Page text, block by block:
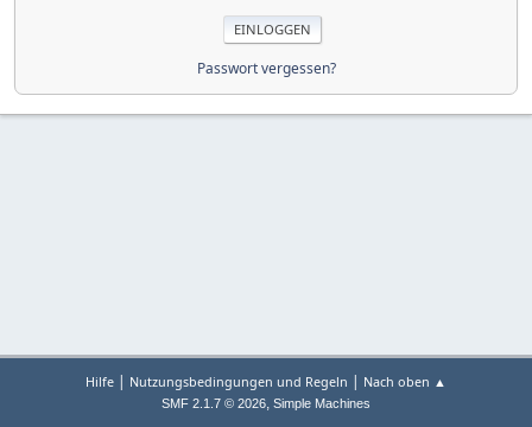
Passwort vergessen?
Hilfe | Nutzungsbedingungen und Regeln | Nach oben ▲
SMF 2.1.7 © 2026, Simple Machines